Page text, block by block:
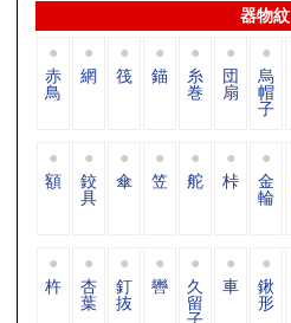
器物紋
赤
鳥
網 筏 錨 糸
巻
団
扇
烏
帽
子
額 鉸
具
傘 笠 舵 桛 金
輪
杵 杏
葉
釘
抜
轡 久
留
子
車 鍬
形